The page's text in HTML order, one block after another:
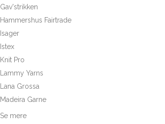
Gav'strikken
Hammershus Fairtrade
Isager
Istex
Knit Pro
Lammy Yarns
Lana Grossa
Madeira Garne
Se mere